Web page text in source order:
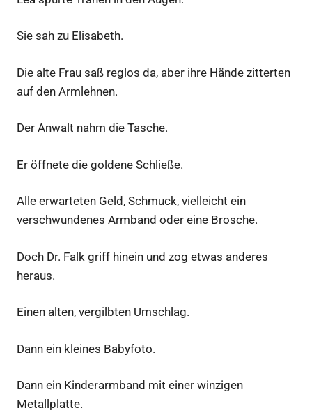
Sie sah zu Elisabeth.
Die alte Frau saß reglos da, aber ihre Hände zitterten
auf den Armlehnen.
Der Anwalt nahm die Tasche.
Er öffnete die goldene Schließe.
Alle erwarteten Geld, Schmuck, vielleicht ein
verschwundenes Armband oder eine Brosche.
Doch Dr. Falk griff hinein und zog etwas anderes
heraus.
Einen alten, vergilbten Umschlag.
Dann ein kleines Babyfoto.
Dann ein Kinderarmband mit einer winzigen
Metallplatte.